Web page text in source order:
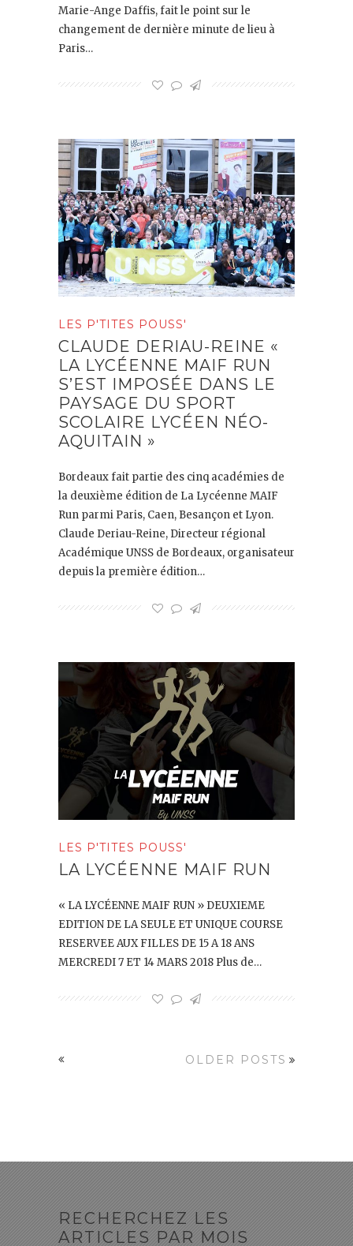
Marie-Ange Daffis, fait le point sur le
changement de dernière minute de lieu à
Paris…
LES P'TITES POUSS'
CLAUDE DERIAU-REINE «
LA LYCÉENNE MAIF RUN
S’EST IMPOSÉE DANS LE
PAYSAGE DU SPORT
SCOLAIRE LYCÉEN NÉO-
AQUITAIN »
Bordeaux fait partie des cinq académies de
la deuxième édition de La Lycéenne MAIF
Run parmi Paris, Caen, Besançon et Lyon.
Claude Deriau-Reine, Directeur régional
Académique UNSS de Bordeaux, organisateur
depuis la première édition…
LES P'TITES POUSS'
LA LYCÉENNE MAIF RUN
« LA LYCÉENNE MAIF RUN » DEUXIEME
EDITION DE LA SEULE ET UNIQUE COURSE
RESERVEE AUX FILLES DE 15 A 18 ANS
MERCREDI 7 ET 14 MARS 2018 Plus de…
OLDER POSTS
RECHERCHEZ LES
ARTICLES PAR MOIS